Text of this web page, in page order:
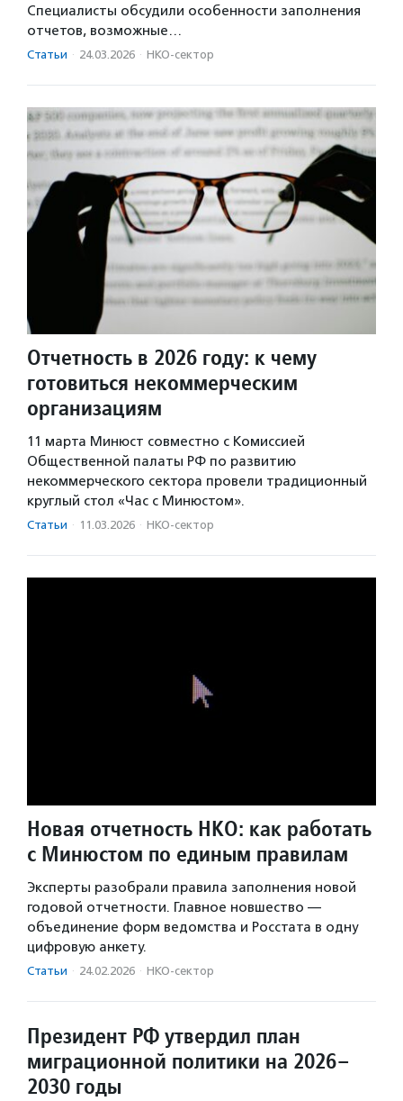
Специалисты обсудили особенности заполнения
отчетов, возможные…
Статьи · 24.03.2026 · НКО-сектор
Отчетность в 2026 году: к чему
готовиться некоммерческим
организациям
11 марта Минюст совместно с Комиссией
Общественной палаты РФ по развитию
некоммерческого сектора провели традиционный
круглый стол «Час с Минюстом».
Статьи · 11.03.2026 · НКО-сектор
Новая отчетность НКО: как работать
с Минюстом по единым правилам
Эксперты разобрали правила заполнения новой
годовой отчетности. Главное новшество —
объединение форм ведомства и Росстата в одну
цифровую анкету.
Статьи · 24.02.2026 · НКО-сектор
Президент РФ утвердил план
миграционной политики на 2026–
2030 годы